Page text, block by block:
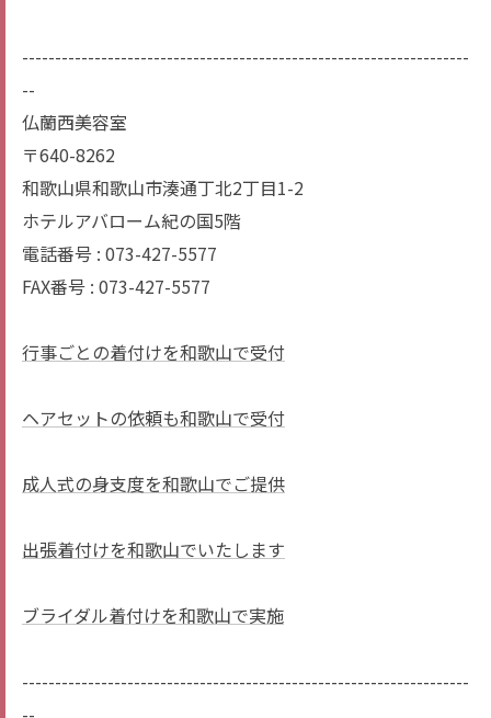
--------------------------------------------------------------------
--
仏蘭西美容室
〒640-8262
和歌山県和歌山市湊通丁北2丁目1-2
ホテルアバローム紀の国5階
電話番号 : 073-427-5577
FAX番号 : 073-427-5577
行事ごとの着付けを和歌山で受付
ヘアセットの依頼も和歌山で受付
成人式の身支度を和歌山でご提供
出張着付けを和歌山でいたします
ブライダル着付けを和歌山で実施
--------------------------------------------------------------------